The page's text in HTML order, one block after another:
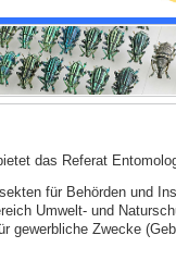
das Referat
für Behörden und
Umwelt- und
gewerbliche Zwecke